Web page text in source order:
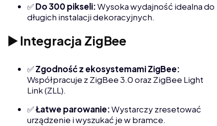
✅Do 300 pikseli:Wysoka wydajność idealna do
długich instalacji dekoracyjnych.
▶️ Integracja ZigBee
✅Zgodność z ekosystemami ZigBee:
Współpracuje z ZigBee 3.0 oraz ZigBee Light
Link (ZLL).
✅Łatwe parowanie:Wystarczy zresetować
urządzenie i wyszukać je w bramce.